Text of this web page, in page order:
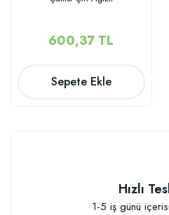
600,37 TL
Sepete Ekle
Hızlı
1-5 iş günü